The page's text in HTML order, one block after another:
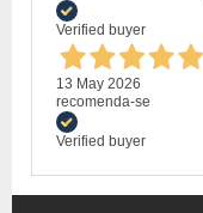
Verified buyer
13 May 2026
recomenda-se
Verified buyer